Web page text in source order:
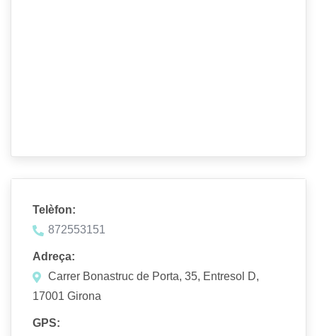
Telèfon:
872553151
Adreça:
Carrer Bonastruc de Porta, 35, Entresol D,
17001 Girona
GPS: